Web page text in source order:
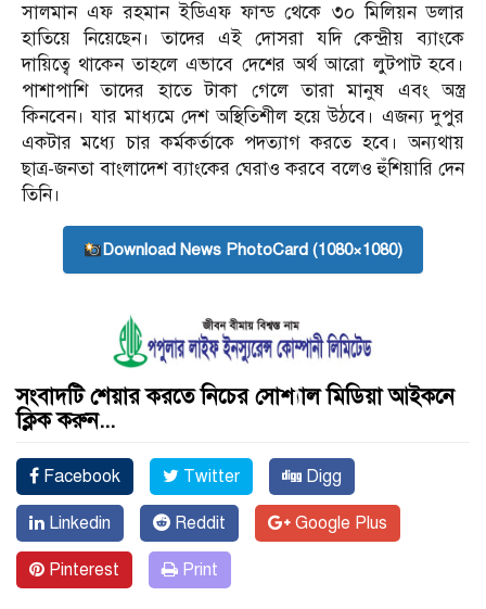
সালমান এফ রহমান ইডিএফ ফান্ড থেকে ৩০ মিলিয়ন ডলার
হাতিয়ে নিয়েছেন। তাদের এই দোসরা যদি কেন্দ্রীয় ব্যাংকে
দায়িত্বে থাকেন তাহলে এভাবে দেশের অর্থ আরো লুটপাট হবে।
পাশাপাশি তাদের হাতে টাকা গেলে তারা মানুষ এবং অস্ত্র
কিনবেন। যার মাধ্যমে দেশ অস্থিতিশীল হয়ে উঠবে। এজন্য দুপুর
একটার মধ্যে চার কর্মকর্তাকে পদত্যাগ করতে হবে। অন্যথায়
ছাত্র-জনতা বাংলাদেশ ব্যাংকের ঘেরাও করবে বলেও হুঁশিয়ারি দেন
তিনি।
Download News PhotoCard (1080×1080)
সংবাদটি শেয়ার করতে নিচের সোশ্যাল মিডিয়া আইকনে
ক্লিক করুন...
Facebook Twitter Digg
Linkedin Reddit Google Plus
Pinterest Print